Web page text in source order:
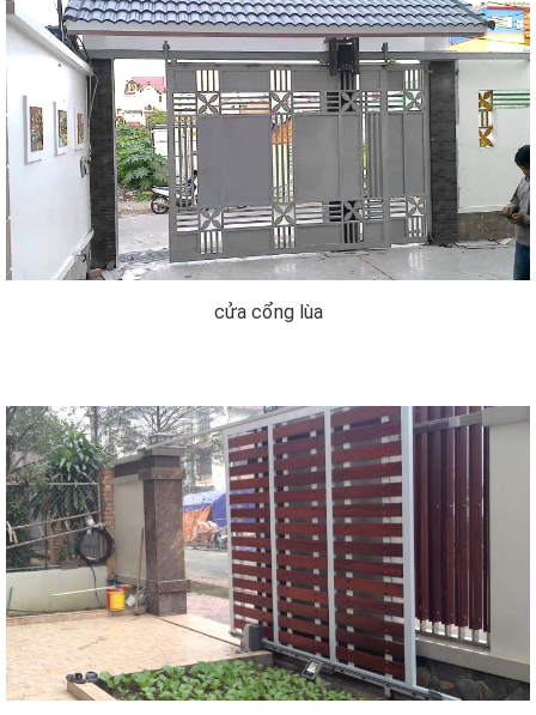
cửa cổng lùa